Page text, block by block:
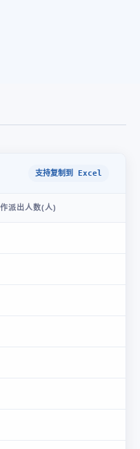
支持复制到 Excel
派出人数(人)